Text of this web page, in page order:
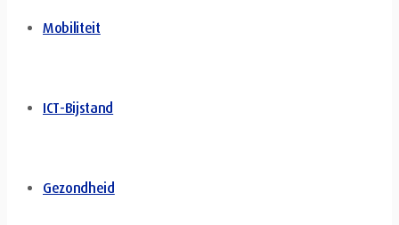
Mobiliteit
ICT-Bijstand
Gezondheid